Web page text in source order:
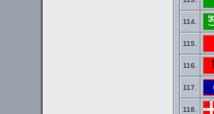
114.
115.
116.
117.
118.